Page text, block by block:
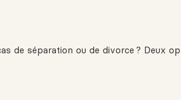
de séparation ou de divorce ? Deux